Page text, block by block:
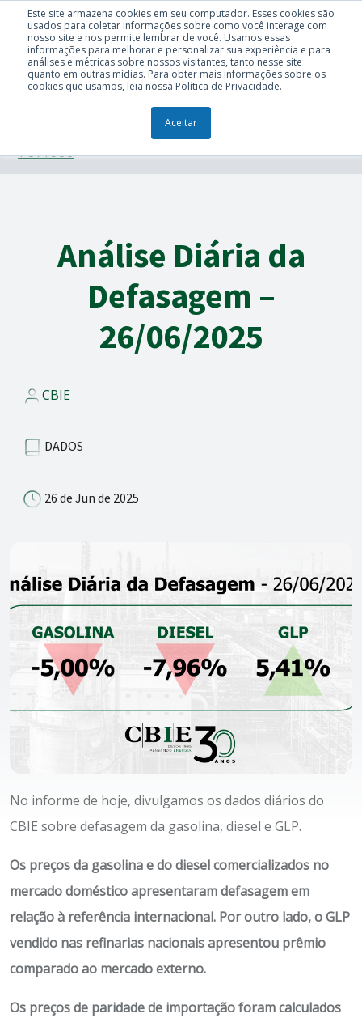
Este site armazena cookies em seu computador. Esses cookies são
usados para coletar informações sobre como você interage com
nosso site e nos permite lembrar de você. Usamos essas
informações para melhorar e personalizar sua experiência e para
análises e métricas sobre nossos visitantes, tanto nesse site
quanto em outras mídias. Para obter mais informações sobre os
cookies que usamos, leia nossa Política de Privacidade.
Aceitar
TÓPICOS
Análise Diária da
Defasagem –
26/06/2025
CBIE
DADOS
26 de Jun de 2025
No informe de hoje, divulgamos os dados diários do
CBIE sobre defasagem da gasolina, diesel e GLP.
Os preços da gasolina e do diesel comercializados no
mercado doméstico apresentaram defasagem em
relação à referência internacional. Por outro lado, o GLP
vendido nas refinarias nacionais apresentou prêmio
comparado ao mercado externo.
Os preços de paridade de importação foram calculados